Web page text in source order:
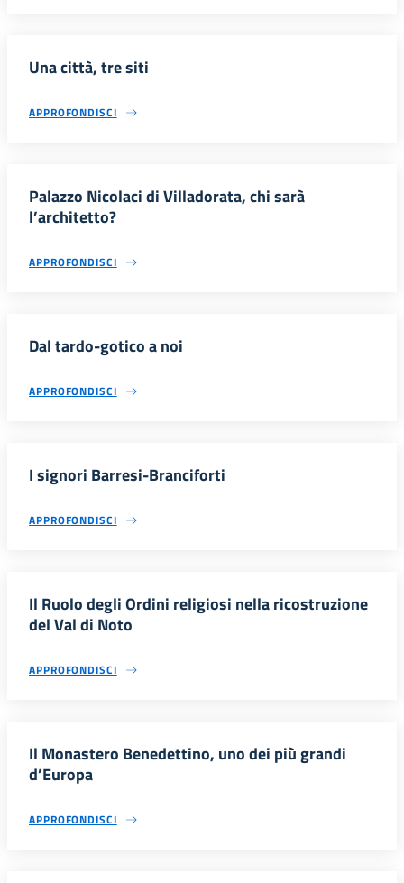
Una città, tre siti
APPROFONDISCI
Palazzo Nicolaci di Villadorata, chi sarà
l’architetto?
APPROFONDISCI
Dal tardo-gotico a noi
APPROFONDISCI
I signori Barresi-Branciforti
APPROFONDISCI
Il Ruolo degli Ordini religiosi nella ricostruzione
del Val di Noto
APPROFONDISCI
Il Monastero Benedettino, uno dei più grandi
d’Europa
APPROFONDISCI